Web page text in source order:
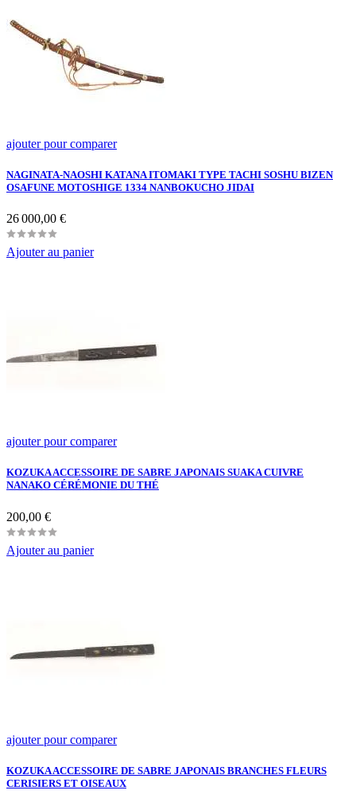
ajouter pour comparer
NAGINATA-NAOSHI KATANA ITOMAKI TYPE TACHI SOSHU BIZEN
OSAFUNE MOTOSHIGE 1334 NANBOKUCHO JIDAI
Prix
26 000,00 €
Ajouter au panier
ajouter pour comparer
KOZUKA ACCESSOIRE DE SABRE JAPONAIS SUAKA CUIVRE
NANAKO CÉRÉMONIE DU THÉ
Prix
200,00 €
Ajouter au panier
ajouter pour comparer
KOZUKA ACCESSOIRE DE SABRE JAPONAIS BRANCHES FLEURS
CERISIERS ET OISEAUX